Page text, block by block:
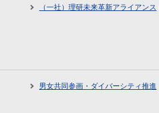
（一社）理研未来革新アライアンス
男女共同参画・ダイバーシティ推進